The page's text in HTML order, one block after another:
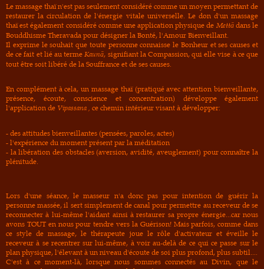
Le massage thaï n'est pas seulement considéré comme un moyen permettant de
restaurer la circulation de l'énergie vitale universelle. Le don d'un massage
thaï est également considéré comme une application physique de Mettādans le
Bouddhisme Theravada pour désigner la Bonté, l'Amour Bienveillant.
Il exprime le souhait que toute personne connaisse le Bonheur et ses causes et
de ce fait et lié au terme Kaunā, signifiant la Compassion, qui elle vise à ce que
tout être soit libéré de la Souffrance et de ses causes.
En complément à cela, un massage thaï (pratiqué avec attention bienveillante,
présence, écoute, conscience et concentration) développe également
l'application de Vipassana, ce chemin intérieur visant à développer:
- des attitudes bienveillantes (pensées, paroles, actes)
- l'expérience du moment présent par la méditation
- la libération des obstacles (aversion, avidité, aveuglement) pour connaître la
plénitude.
Lors d'une séance, le masseur n'a donc pas pour intention de guérir la
personne massée, il sert simplement de canal pour permettre au receveur de se
reconnecter à lui-même l'aidant ainsi à restaurer sa propre énergie...car nous
avons TOUT en nous pour tendre vers la Guérison! Mais parfois, comme dans
ce style de massage, le thérapeute joue le rôle d'activateur et éveille le
receveur à se recentrer sur lui-même, à voir au-delà de ce qui ce passe sur le
plan physique, l'élevant à un niveau d'écoute de soi plus profond, plus subtil....
C'est à ce moment-là, lorsque nous sommes connectés au Divin, que le